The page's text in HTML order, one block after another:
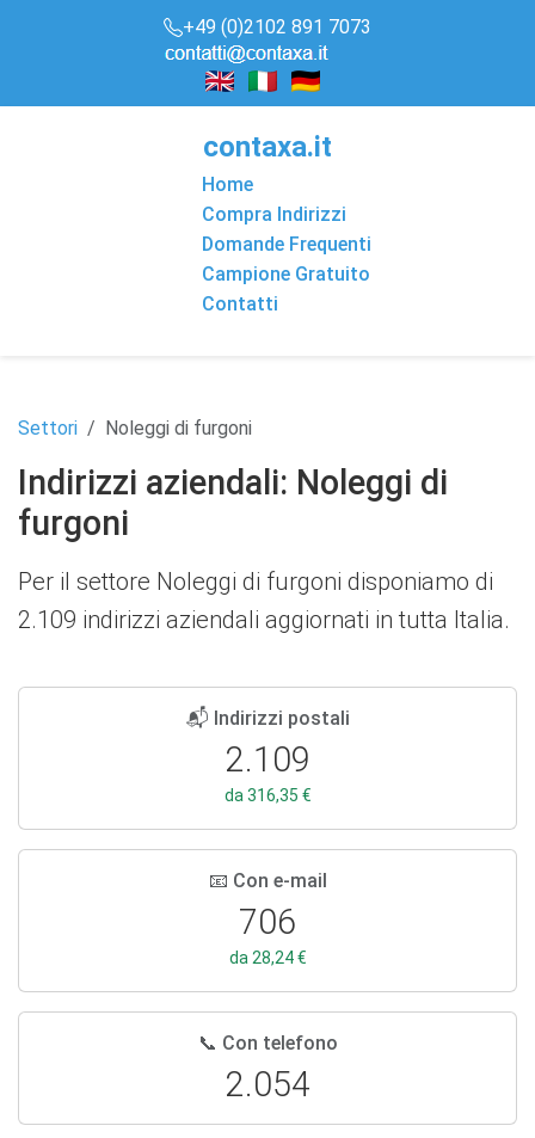
+49 (0)2102 891 7073
contaxa.it
Home
Compra Indirizzi
Domande Frequenti
Campione Gratuito
Contatti
Settori Noleggi di furgoni
Indirizzi aziendali: Noleggi di
furgoni
Per il settore Noleggi di furgoni disponiamo di
2.109 indirizzi aziendali aggiornati in tutta Italia.
📬 Indirizzi postali
2.109
da 316,35 €
📧 Con e-mail
706
da 28,24 €
📞 Con telefono
2.054